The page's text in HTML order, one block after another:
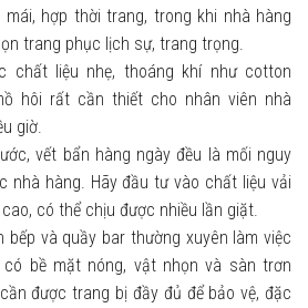
hợp thời trang, trong khi nhà hàng
trang phục lịch sự, trang trọng.
chất liệu nhẹ, thoáng khí như cotton
hôi rất cần thiết cho nhân viên nhà
giờ.
vết bẩn hàng ngày đều là mối nguy
nhà hàng. Hãy đầu tư vào chất liệu vải
có thể chịu được nhiều lần giặt.
bếp và quầy bar thường xuyên làm việc
bề mặt nóng, vật nhọn và sàn trơn
được trang bị đầy đủ để bảo vệ, đặc